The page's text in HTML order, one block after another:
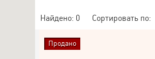
Найдено: 0 Сортировать по:
Продано